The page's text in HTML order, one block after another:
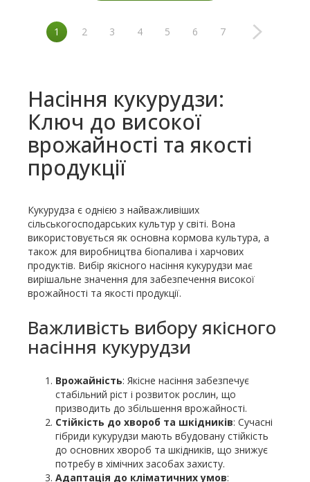
1 2 3 4 5 6 7
Насіння кукурудзи:
Ключ до високої
врожайності та якості
продукції
Кукурудза є однією з найважливіших
сільськогосподарських культур у світі. Вона
використовується як основна кормова культура, а
також для виробництва біопалива і харчових
продуктів. Вибір якісного насіння кукурудзи має
вирішальне значення для забезпечення високої
врожайності та якості продукції.
Важливість вибору якісного
насіння кукурудзи
Врожайність: Якісне насіння забезпечує
стабільний ріст і розвиток рослин, що
призводить до збільшення врожайності.
Стійкість до хвороб та шкідників: Сучасні
гібриди кукурудзи мають вбудовану стійкість
до основних хвороб та шкідників, що знижує
потребу в хімічних засобах захисту.
Адаптація до кліматичних умов: